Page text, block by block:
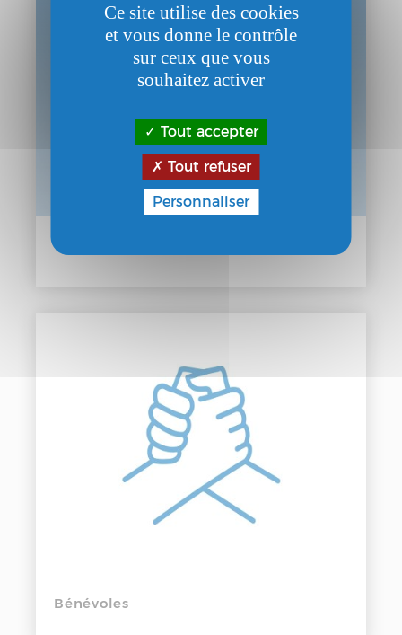
Bénévoles
Ce site utilise des cookies
et vous donne le contrôle
sur ceux que vous
souhaitez activer
Tout accepter
Tout refuser
Personnaliser